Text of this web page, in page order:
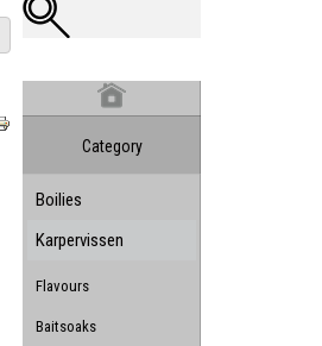
Category
Boilies
Karpervissen
Flavours
Baitsoaks